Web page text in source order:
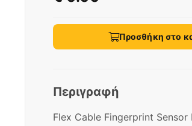
Προσθήκη στο
Περιγραφή
Flex Cable Fingerprint